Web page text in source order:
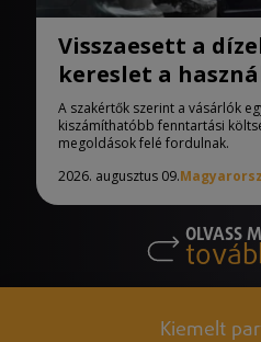
Visszaesett a
kereslet a
A szakértők szerint a vásárlók
kiszámíthatóbb fenntartási
megoldások felé fordulnak.
2026. augusztus 09.
OLVASS
Kiemelt